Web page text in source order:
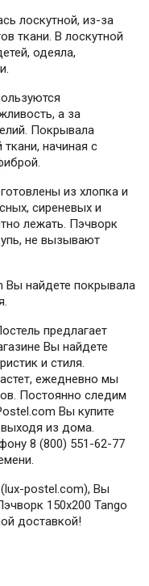
лоскутной, из-за
ткани. В лоскутной
одеяла,
а за
Покрывала
начиная с
из хлопка и
сиреневых и
лежать. Пэчворк
не вызывают
Вы найдете покрывала
предлагает
Вы найдете
и стиля.
ежедневно мы
Постоянно следим
Вы купите
из дома.
8 (800) 551-62-77
postel.com), Вы
150х200 Tango
доставкой!